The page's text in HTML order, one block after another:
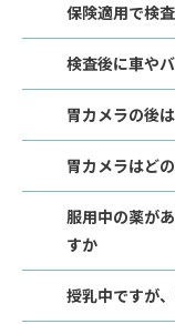
保険適用で検
検査後に車や
胃カメラの後
胃カメラはど
服用中の薬が
すか
授乳中ですが